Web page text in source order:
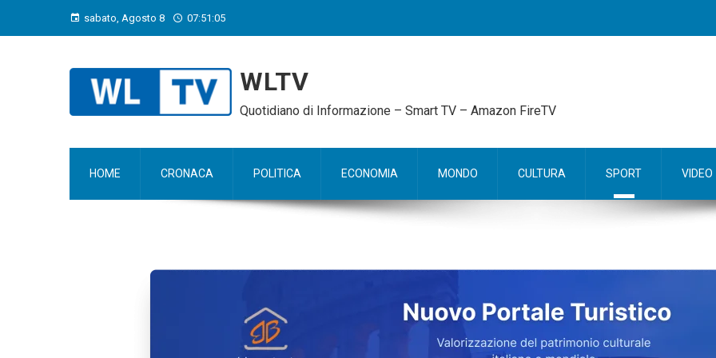
sabato, Agosto 8 07:51:06
WLTV
Quotidiano di Informazione – Smart TV – Amazon FireTV
HOME CRONACA POLITICA ECONOMIA MONDO CULTURA SPORT VIDEO